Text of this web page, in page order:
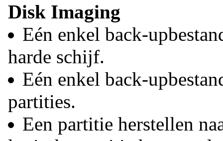
Disk Imaging
Eén enkel back-
harde schijf.
Eén enkel back-
partities.
Een partitie herstellen